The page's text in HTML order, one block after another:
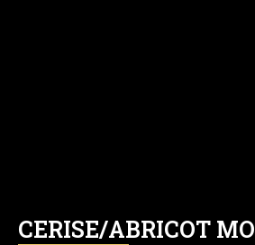
CERISE/ABRICOT